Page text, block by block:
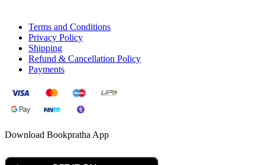
Terms and Conditions
Privacy Policy
Shipping
Refund & Cancellation Policy
Payments
Download Bookpratha App